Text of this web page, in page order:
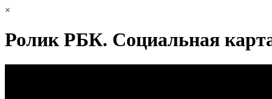
×
Ролик РБК. Социальная